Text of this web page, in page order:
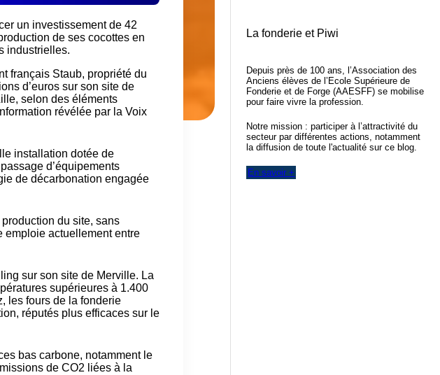
un investissement de 42
de ses cocottes en
industrielles.
français Staub, propriété du
d’euros sur son site de
selon des éléments
révélée par la Voix
installation dotée de
d’équipements
de décarbonation engagée
du site, sans
emploie actuellement entre
sur son site de Merville. La
supérieures à 1.400
les fours de la fonderie
réputés plus efficaces sur le
bas carbone, notamment le
de CO2 liées à la
La fonderie et Piwi
Depuis près de 100 ans, l’Association des
Anciens élèves de l’Ecole Supérieure de
Fonderie et de Forge (AAESFF) se mobilise
pour faire vivre la profession.
Notre mission : participer à l’attractivité du
secteur par différentes actions, notamment
la diffusion de toute l'actualité sur ce blog.
En savoir +